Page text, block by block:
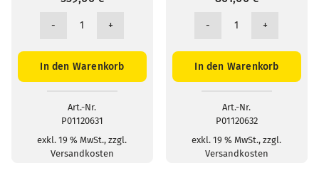
AmpFlex
3-
30-
080
cm
Menge
In den Warenkorb
Art.-Nr.
P01120631
exkl. 19 % MwSt., zzgl.
Versandkosten
AmpFlex
30-
300-
120
cm
Menge
In den Warenkorb
Art.-Nr.
P01120632
exkl. 19 % MwSt., zzgl.
Versandkosten